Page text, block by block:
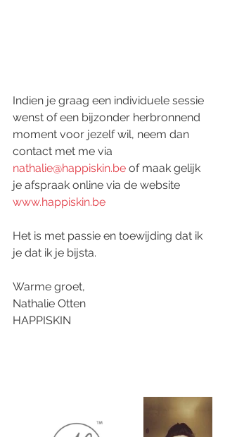
Indien je graag een individuele sessie
wenst of een bijzonder herbronnend
moment voor jezelf wil, neem dan
contact met me via
nathalie@happiskin.be of maak gelijk
je afspraak online via de website
www.happiskin.be
Het is met passie en toewijding dat ik
je dat ik je bijsta.
Warme groet,
Nathalie Otten
HAPPISKIN